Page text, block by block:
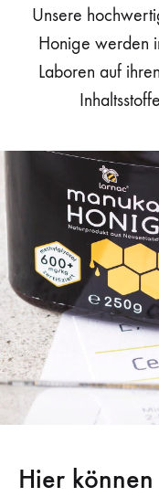
Unsere
Honige werden
Laboren auf
Hier